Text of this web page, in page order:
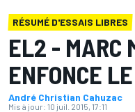
RÉSUMÉ D'ESSAIS LIBRES
EL2 - MARC
ENFONCE
André Christian Cahuzac
Mis à jour: 10 juil. 2015, 17:11